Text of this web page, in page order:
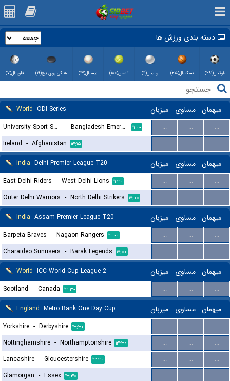
دسته بندی ورزش ها
فوتبال(۲۹۱) بسکتبال(۲۵) والیبال(۱۱) تنیس(۱۸۰) بیسبال(۱۳) هاکی روی یخ(۱۹) فلوربال(۷)
World ODI Series میزبان مساوی میهمان
University Sport South Africa - Bangladesh Emerging ۱۱:۰۰ ... ...
...
Ireland - Afghanistan ۱۳:۱۵ ... ...
...
India Delhi Premier League T20 میزبان مساوی میهمان
East Delhi Riders - West Delhi Lions ۱۱:۳۰ ... ...
...
Outer Delhi Warriors - North Delhi Strikers ۱۷:۰۰ ... ...
...
India Assam Premier League T20 میزبان مساوی میهمان
Barpeta Braves - Nagaon Rangers ۱۲:۰۰ ... ...
...
Charaideo Sunrisers - Barak Legends ۱۷:۰۰ ... ...
...
World ICC World Cup League 2 میزبان مساوی میهمان
Scotland - Canada ۱۳:۳۰ ... ...
...
England Metro Bank One Day Cup میزبان مساوی میهمان
Yorkshire - Derbyshire ۱۳:۳۰ ... ...
...
Nottinghamshire - Northamptonshire ۱۳:۳۰ ... ...
...
Lancashire - Gloucestershire ۱۳:۳۰ ... ...
...
Glamorgan - Essex ۱۳:۳۰ ... ...
...